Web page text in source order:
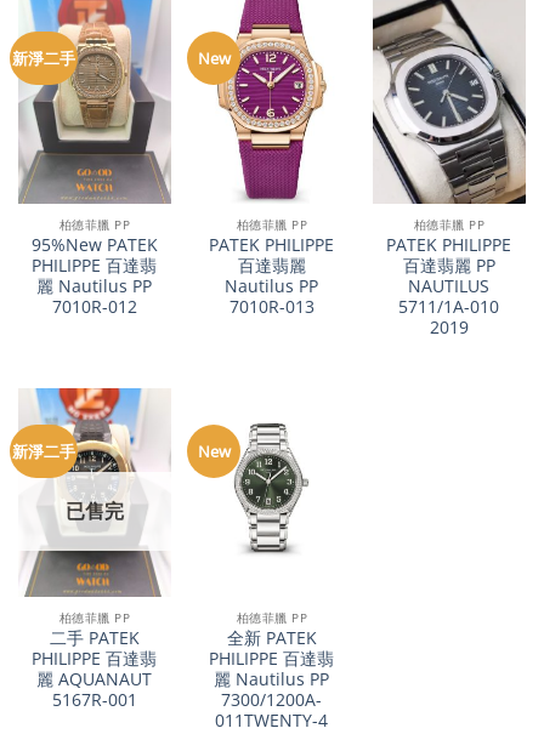
新淨二手
柏德菲臘 PP
95%New PATEK
PHILIPPE 百達翡
麗 Nautilus PP
7010R-012
New
柏德菲臘 PP
PATEK PHILIPPE
百達翡麗
Nautilus PP
7010R-013
柏德菲臘 PP
PATEK PHILIPPE
百達翡麗 PP
NAUTILUS
5711/1A-010
2019
新淨二手
已售完
柏德菲臘 PP
二手 PATEK
PHILIPPE 百達翡
麗 AQUANAUT
5167R-001
New
柏德菲臘 PP
全新 PATEK
PHILIPPE 百達翡
麗 Nautilus PP
7300/1200A-
011TWENTY-4